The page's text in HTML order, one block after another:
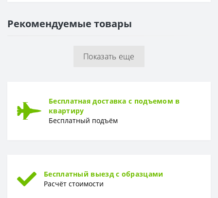
ТОЛЩИНА
ТОЛЩИНА ЗАЩИТНОГО СЛОЯ
Форма
Рекомендуемые товары
Показать еще
Бесплатная доставка с подъемом в
квартиру
Бесплатный подъём
Бесплатный выезд с образцами
Расчёт стоимости